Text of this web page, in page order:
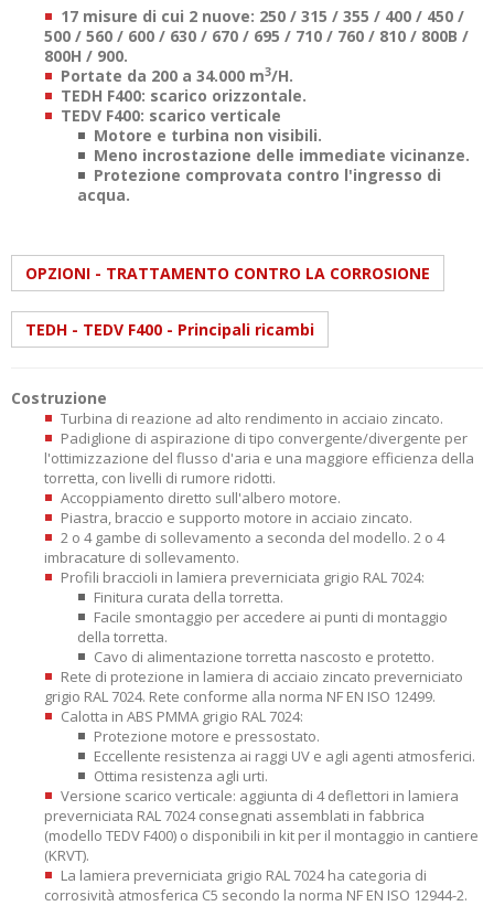
17 misure di cui 2 nuove: 250 / 315 / 355 / 400 / 450 /
500 / 560 / 600 / 630 / 670 / 695 / 710 / 760 / 810 / 800B /
800H / 900.
Portate da 200 a 34.000 m3/H.
TEDH F400: scarico orizzontale.
TEDV F400: scarico verticale
Motore e turbina non visibili.
Meno incrostazione delle immediate vicinanze.
Protezione comprovata contro l'ingresso di
acqua.
OPZIONI - TRATTAMENTO CONTRO LA CORROSIONE
TEDH - TEDV F400 - Principali ricambi
Costruzione
Turbina di reazione ad alto rendimento in acciaio zincato.
Padiglione di aspirazione di tipo convergente/divergente per
l'ottimizzazione del flusso d'aria e una maggiore efficienza della
torretta, con livelli di rumore ridotti.
Accoppiamento diretto sull'albero motore.
Piastra, braccio e supporto motore in acciaio zincato.
2 o 4 gambe di sollevamento a seconda del modello. 2 o 4
imbracature di sollevamento.
Profili braccioli in lamiera preverniciata grigio RAL 7024:
Finitura curata della torretta.
Facile smontaggio per accedere ai punti di montaggio
della torretta.
Cavo di alimentazione torretta nascosto e protetto.
Rete di protezione in lamiera di acciaio zincato preverniciato
grigio RAL 7024. Rete conforme alla norma NF EN ISO 12499.
Calotta in ABS PMMA grigio RAL 7024:
Protezione motore e pressostato.
Eccellente resistenza ai raggi UV e agli agenti atmosferici.
Ottima resistenza agli urti.
Versione scarico verticale: aggiunta di 4 deflettori in lamiera
preverniciata RAL 7024 consegnati assemblati in fabbrica
(modello TEDV F400) o disponibili in kit per il montaggio in cantiere
(KRVT).
La lamiera preverniciata grigio RAL 7024 ha categoria di
corrosività atmosferica C5 secondo la norma NF EN ISO 12944-2.